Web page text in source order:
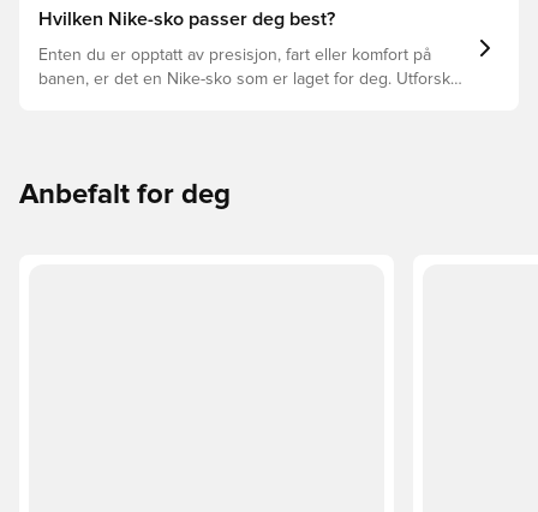
fotballsko som er det beste valget for de forskjellige
Hvilken Nike-sko passer deg best?
Enten du er opptatt av presisjon, fart eller komfort på
banen, er det en Nike-sko som er laget for deg. Utforsk
Anbefalt for deg